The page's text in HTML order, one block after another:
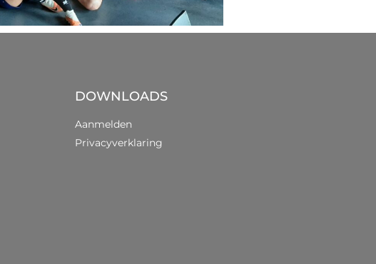
DOWNLOADS
Aanmelden
Privacyverklaring